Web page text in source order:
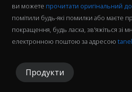
ви можете прочитати оригінальний
помітили будь-які помилки або маєте
покращення, будь ласка, зв'яжіться зі
електронною поштою за адресою
Продукти